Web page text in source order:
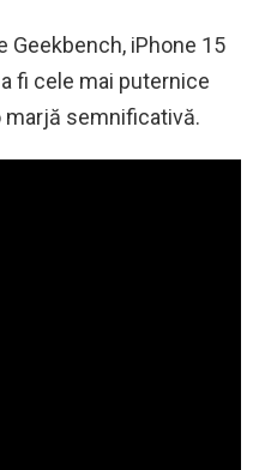
Geekbench, iPhone 15
fi cele mai puternice
marjă semnificativă.